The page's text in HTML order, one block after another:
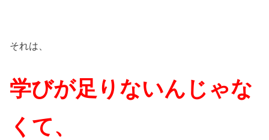
それは、
学びが足りないんじゃな
くて、